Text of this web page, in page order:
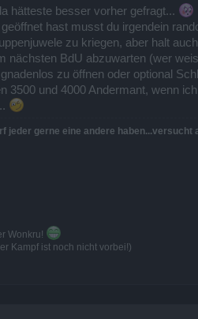
hätteste besser vorher gefragt...
hast musst du irgendein
zu kriegen, aber halt
nächsten BdU abzuwarten (wer
zu öffnen oder optional
3500 und 4000 Andermant, wenn
jeder gerne eine andere
Wonkru!
Kampf ist noch nicht vorbei!)